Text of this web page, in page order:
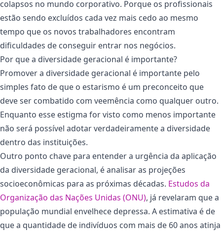
colapsos no mundo corporativo. Porque os profissionais
estão sendo excluídos cada vez mais cedo ao mesmo
tempo que os novos trabalhadores encontram
dificuldades de conseguir entrar nos negócios.
Por que a diversidade geracional é importante?
Promover a diversidade geracional é importante pelo
simples fato de que o estarismo é um preconceito que
deve ser combatido com veemência como qualquer outro.
Enquanto esse estigma for visto como menos importante
não será possível adotar verdadeiramente a diversidade
dentro das instituições.
Outro ponto chave para entender a urgência da aplicação
da diversidade geracional, é analisar as projeções
socioeconômicas para as próximas décadas. Estudos da
Organização das Nações Unidas (ONU), já revelaram que a
população mundial envelhece depressa. A estimativa é de
que a quantidade de indivíduos com mais de 60 anos atinja